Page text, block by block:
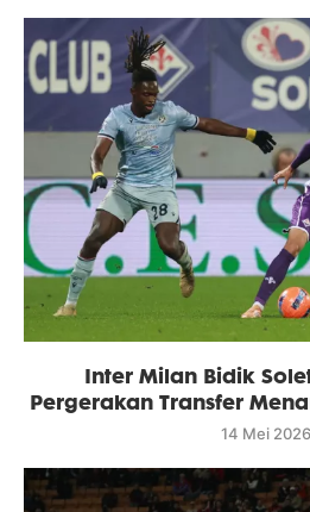
Inter Milan Bidik
Pergerakan Transfer
14 Mei 2026